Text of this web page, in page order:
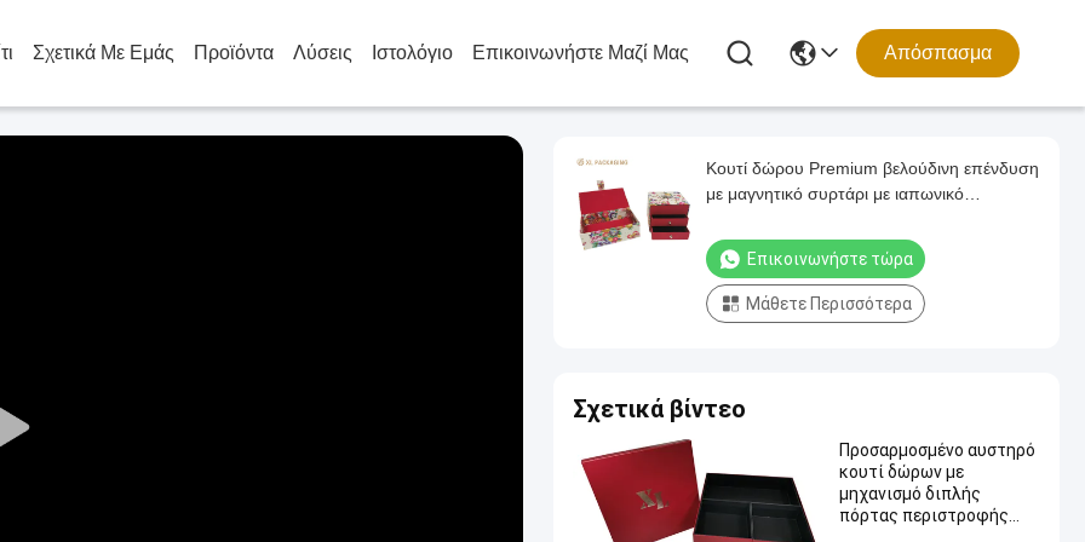
Σχετικά Με Εμάς Προϊόντα Λύσεις Ιστολόγιο Επικοινωνήστε Μαζί Μας Απόσπασμα
Play
Κουτί δώρου Premium βελούδινη επένδυση
με μαγνητικό συρτάρι με ιαπωνικό
αποθήκευση κοσμημάτων
Επικοινωνήστε τώρα
Μάθετε Περισσότερα
Σχετικά βίντεο
Προσαρμοσμένο αυστηρό
κουτί δώρων με
μηχανισμό διπλής
πόρτας περιστροφής